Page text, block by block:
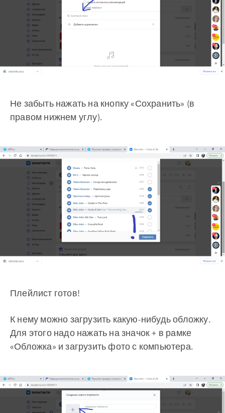
Не забыть нажать на кнопку «Сохранить» (в
правом нижнем углу).
Плейлист готов!
К нему можно загрузить какую-нибудь обложку.
Для этого надо нажать на значок + в рамке
«Обложка» и загрузить фото с компьютера.